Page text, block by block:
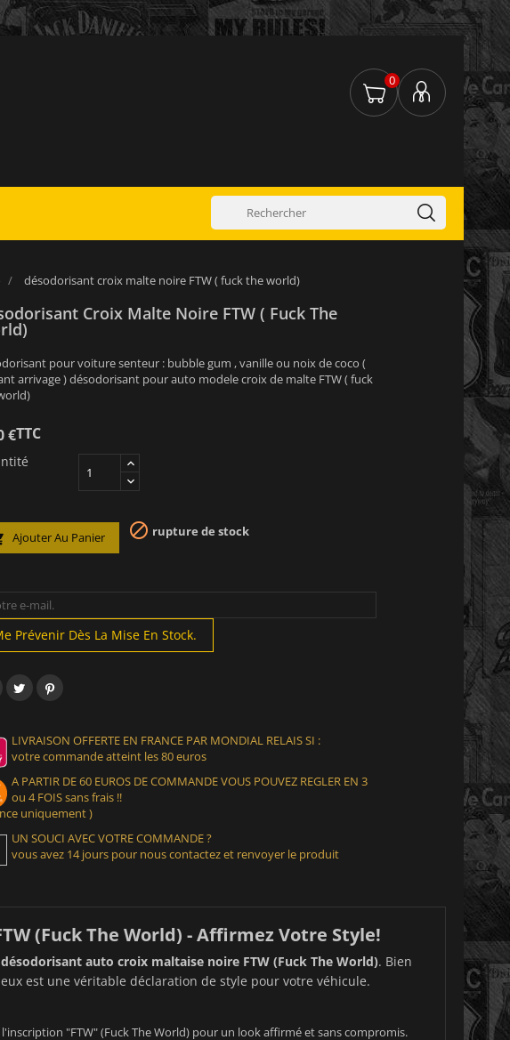
0
désodorisant croix malte noire FTW ( fuck the world)
Croix Malte Noire FTW ( Fuck The
pour voiture senteur : bubble gum , vanille ou noix de coco (
arrivage ) désodorisant pour auto modele croix de malte FTW ( fuck
€TTC
Ajouter Au Panier  rupture de stock
Prévenir Dès La Mise En Stock.
LIVRAISON OFFERTE EN FRANCE PAR MONDIAL RELAIS SI :
votre commande atteint les 80 euros
A PARTIR DE 60 EUROS DE COMMANDE VOUS POUVEZ REGLER EN 3
ou 4 FOIS sans frais !!
uniquement )
UN SOUCI AVEC VOTRE COMMANDE ?
vous avez 14 jours pour nous contactez et renvoyer le produit
(Fuck The World) - Affirmez Votre Style!
désodorisant auto croix maltaise noire FTW (Fuck The World). Bien
est une véritable déclaration de style pour votre véhicule.
"FTW" (Fuck The World) pour un look affirmé et sans compromis.